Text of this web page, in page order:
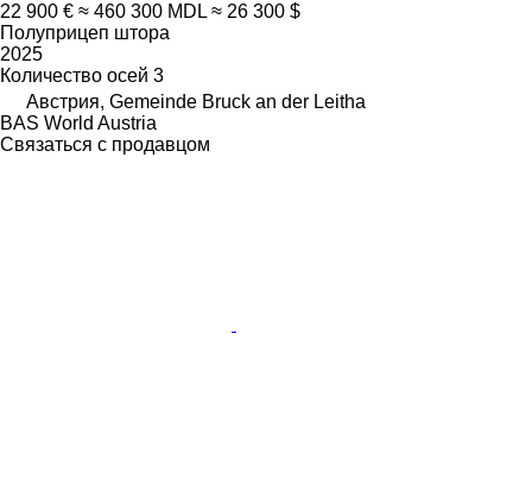
22 900 € ≈ 460 300 MDL ≈ 26 300 $
Полуприцеп штора
2025
Количество осей 3
Австрия, Gemeinde Bruck an der Leitha
BAS World Austria
Связаться с продавцом